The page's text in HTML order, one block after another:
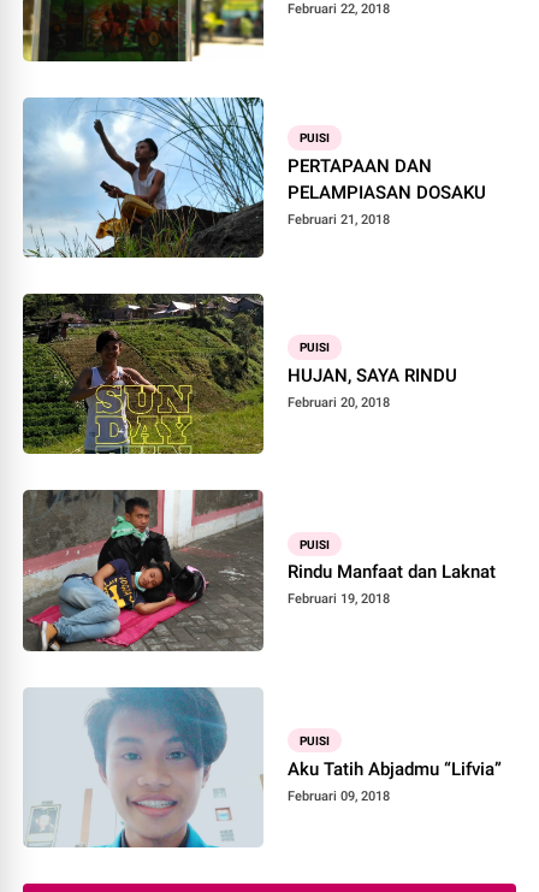
Februari 22, 2018
PUISI
PERTAPAAN DAN
PELAMPIASAN DOSAKU
Februari 21, 2018
PUISI
HUJAN, SAYA RINDU
Februari 20, 2018
PUISI
Rindu Manfaat dan Laknat
Februari 19, 2018
PUISI
Aku Tatih Abjadmu “Lifvia”
Februari 09, 2018